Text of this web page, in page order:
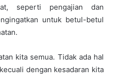
seperti pengajian dan
untuk betul-betul
kita semua. Tidak ada hal
dengan kesadaran kita